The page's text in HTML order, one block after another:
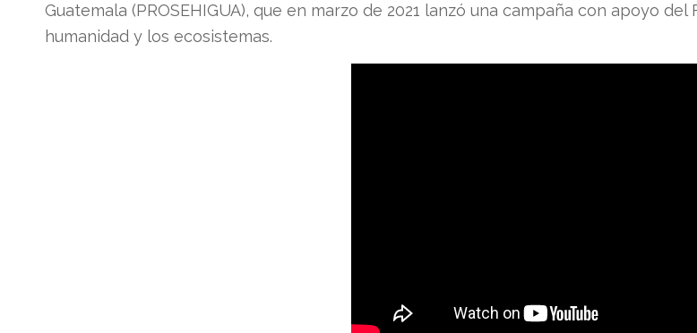
Guatemala (PROSEHIGUA), que en marzo de 2021 lanzó una campaña con apoyo
humanidad y los ecosistemas.